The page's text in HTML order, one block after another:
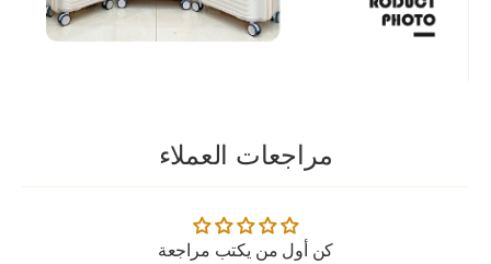
مراجعات العملاء
كن أول من يكتب مراجعة